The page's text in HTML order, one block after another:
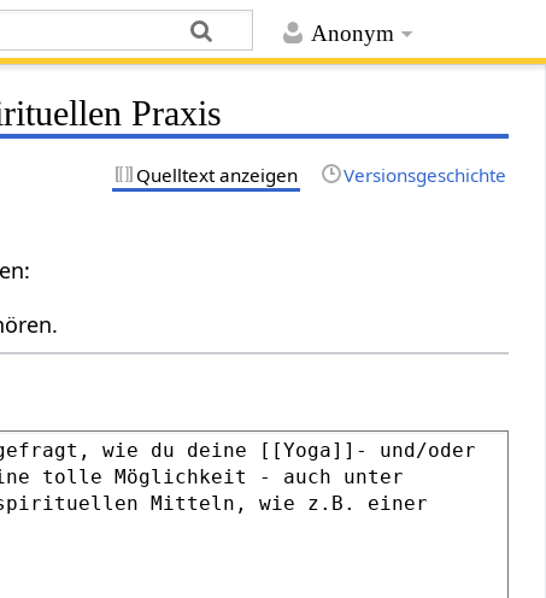
Anonym
Praxis
Quelltext anzeigen Versionsgeschichte